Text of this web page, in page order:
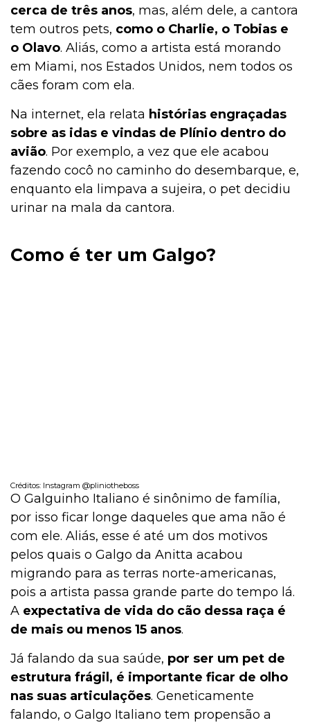
cerca de três anos, mas, além dele, a cantora
tem outros pets, como o Charlie, o Tobias e
o Olavo. Aliás, como a artista está morando
em Miami, nos Estados Unidos, nem todos os
cães foram com ela.
Na internet, ela relata histórias engraçadas
sobre as idas e vindas de Plínio dentro do
avião. Por exemplo, a vez que ele acabou
fazendo cocô no caminho do desembarque, e,
enquanto ela limpava a sujeira, o pet decidiu
urinar na mala da cantora.
Como é ter um Galgo?
Créditos: Instagram @pliniotheboss
O Galguinho Italiano é sinônimo de família,
por isso ficar longe daqueles que ama não é
com ele. Aliás, esse é até um dos motivos
pelos quais o Galgo da Anitta acabou
migrando para as terras norte-americanas,
pois a artista passa grande parte do tempo lá.
A expectativa de vida do cão dessa raça é
de mais ou menos 15 anos.
Já falando da sua saúde, por ser um pet de
estrutura frágil, é importante ficar de olho
nas suas articulações. Geneticamente
falando, o Galgo Italiano tem propensão a